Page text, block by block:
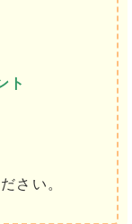
ト
さい。